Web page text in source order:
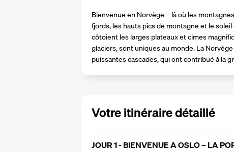
Bienvenue en Norvège – là où les
fjords, les hauts pics de montagne et le
côtoient les larges plateaux et cimes
glaciers, sont uniques au monde. La
puissantes cascades, qui ont contribué à la
Votre itinéraire détaillé
JOUR 1 - BIENVENUE A OSLO – LA